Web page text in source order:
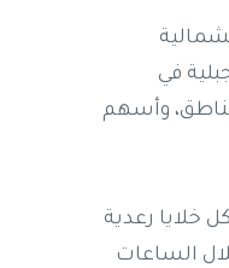
في
وأسهم
خلايا رعدية
الساعات